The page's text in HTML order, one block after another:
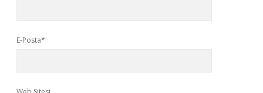
E-Posta*